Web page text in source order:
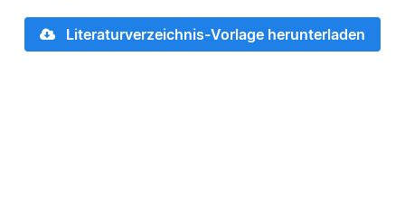
Literaturverzeichnis-Vorlage herunterladen